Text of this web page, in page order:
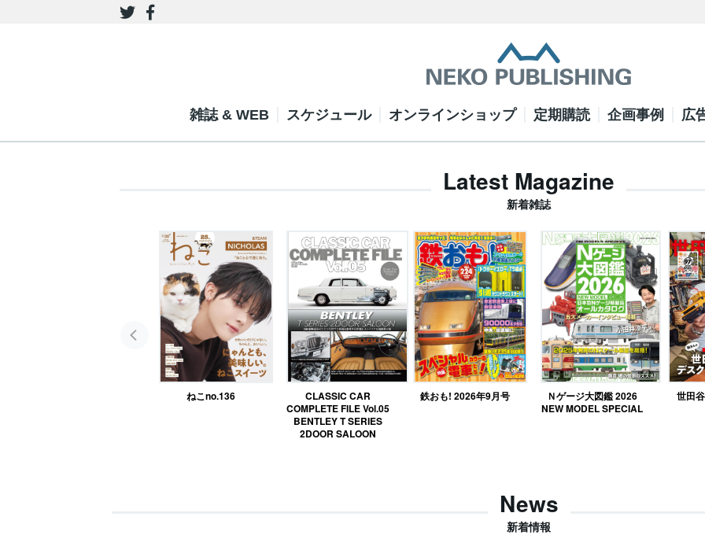
雑誌 & WEB スケジュール オンラインショップ 定期購読 企画事例 広
Latest Magazine
新着雑誌
ねこno.136
CLASSIC CAR
COMPLETE FILE Vol.05
BENTLEY T SERIES
2DOOR SALOON
鉄おも! 2026年9月号
Ｎゲージ大図鑑 2026
NEW MODEL SPECIAL
世田
News
新着情報